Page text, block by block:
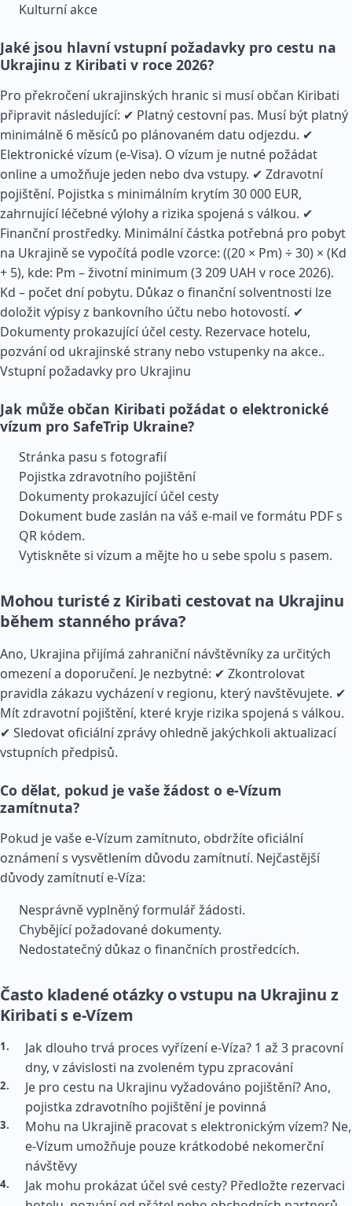
Kulturní akce
Jaké jsou hlavní vstupní požadavky pro cestu na
Ukrajinu z Kiribati v roce 2026?
Pro překročení ukrajinských hranic si musí občan Kiribati
připravit následující: ✔ Platný cestovní pas. Musí být platný
minimálně 6 měsíců po plánovaném datu odjezdu. ✔
Elektronické vízum (e-Visa). O vízum je nutné požádat
online a umožňuje jeden nebo dva vstupy. ✔ Zdravotní
pojištění. Pojistka s minimálním krytím 30 000 EUR,
zahrnující léčebné výlohy a rizika spojená s válkou. ✔
Finanční prostředky. Minimální částka potřebná pro pobyt
na Ukrajině se vypočítá podle vzorce: ((20 × Pm) ÷ 30) × (Kd
+ 5), kde: Pm – životní minimum (3 209 UAH v roce 2026).
Kd – počet dní pobytu. Důkaz o finanční solventnosti lze
doložit výpisy z bankovního účtu nebo hotovostí. ✔
Dokumenty prokazující účel cesty. Rezervace hotelu,
pozvání od ukrajinské strany nebo vstupenky na akce..
Vstupní požadavky pro Ukrajinu
Jak může občan Kiribati požádat o elektronické
vízum pro SafeTrip Ukraine?
Stránka pasu s fotografií
Pojistka zdravotního pojištění
Dokumenty prokazující účel cesty
Dokument bude zaslán na váš e-mail ve formátu PDF s
QR kódem.
Vytiskněte si vízum a mějte ho u sebe spolu s pasem.
Mohou turisté z Kiribati cestovat na Ukrajinu
během stanného práva?
Ano, Ukrajina přijímá zahraniční návštěvníky za určitých
omezení a doporučení. Je nezbytné: ✔ Zkontrolovat
pravidla zákazu vycházení v regionu, který navštěvujete. ✔
Mít zdravotní pojištění, které kryje rizika spojená s válkou.
✔ Sledovat oficiální zprávy ohledně jakýchkoli aktualizací
vstupních předpisů.
Co dělat, pokud je vaše žádost o e-Vízum
zamítnuta?
Pokud je vaše e-Vízum zamítnuto, obdržíte oficiální
oznámení s vysvětlením důvodu zamítnutí. Nejčastější
důvody zamítnutí e-Víza:
Nesprávně vyplněný formulář žádosti.
Chybějící požadované dokumenty.
Nedostatečný důkaz o finančních prostředcích.
Často kladené otázky o vstupu na Ukrajinu z
Kiribati s e-Vízem
Jak dlouho trvá proces vyřízení e-Víza? 1 až 3 pracovní
dny, v závislosti na zvoleném typu zpracování
Je pro cestu na Ukrajinu vyžadováno pojištění? Ano,
pojistka zdravotního pojištění je povinná
Mohu na Ukrajině pracovat s elektronickým vízem? Ne,
e-Vízum umožňuje pouze krátkodobé nekomerční
návštěvy
Jak mohu prokázat účel své cesty? Předložte rezervaci